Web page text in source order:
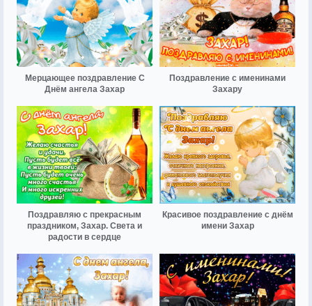
Мерцающее поздравление С
Днём ангела Захар
Поздравление с именинами
Захару
Поздравляю с прекрасным
праздником, Захар. Света и
радости в сердце
Красивое поздравление с днём
имени Захар